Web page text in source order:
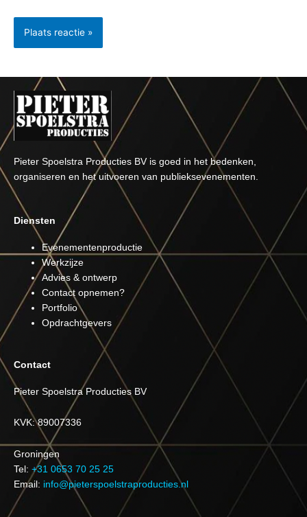
Pieter Spoelstra Producties BV is goed in het bedenken,
organiseren en het uitvoeren van publieksevenementen.
Diensten
Evenementenproductie
Werkzijze
Advies & ontwerp
Contact opnemen?
Portfolio
Opdrachtgevers
Contact
Pieter Spoelstra Producties BV
KVK: 89007336
Groningen
Tel: +31 0653 70 25 25
Email: info@pieterspoelstraproducties.nl